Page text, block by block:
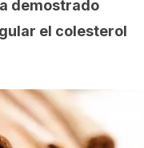
demostrado
el colesterol